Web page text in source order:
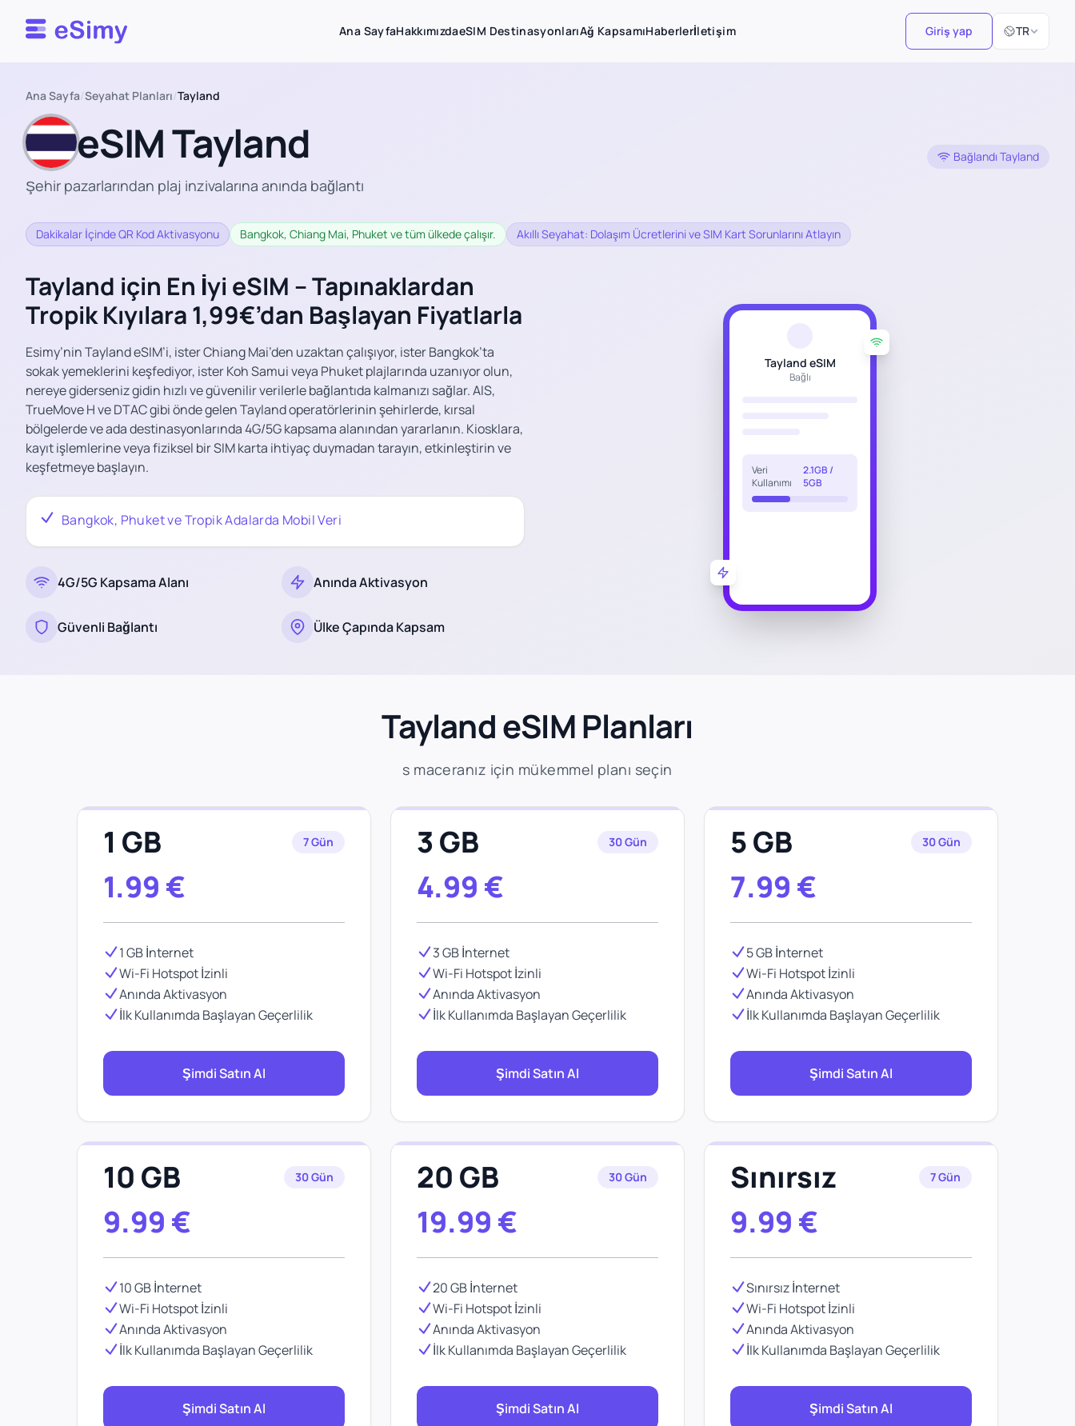
Esimy Ana SayfaHakkımızdaeSIM DestinasyonlarıAğ KapsamıHaberlerİletişim Giriş yap TR
Dil Seçiniz
Ana Sayfa/Seyahat Planları/Tayland
eSIM Tayland
Şehir pazarlarından plaj inzivalarına anında bağlantı
Bağlandı Tayland
Dakikalar İçinde QR Kod Aktivasyonu Bangkok, Chiang Mai, Phuket ve tüm ülkede çalışır. Akıllı Seyahat: Dolaşım Ücretlerini ve SIM Kart Sorunlarını Atlayın
Tayland için En İyi eSIM – Tapınaklardan
Tropik Kıyılara 1,99€’dan Başlayan Fiyatlarla
Esimy’nin Tayland eSIM’i, ister Chiang Mai’den uzaktan çalışıyor, ister Bangkok’ta
sokak yemeklerini keşfediyor, ister Koh Samui veya Phuket plajlarında uzanıyor olun,
nereye giderseniz gidin hızlı ve güvenilir verilerle bağlantıda kalmanızı sağlar. AIS,
TrueMove H ve DTAC gibi önde gelen Tayland operatörlerinin şehirlerde, kırsal
bölgelerde ve ada destinasyonlarında 4G/5G kapsama alanından yararlanın. Kiosklara,
kayıt işlemlerine veya fiziksel bir SIM karta ihtiyaç duymadan tarayın, etkinleştirin ve
keşfetmeye başlayın.
Bangkok, Phuket ve Tropik Adalarda Mobil Veri
4G/5G Kapsama Alanı Anında Aktivasyon
Güvenli Bağlantı Ülke Çapında Kapsam
Tayland eSIM
Bağlı
Veri
Kullanımı
2.1GB /
5GB
Tayland eSIM Planları
s maceranız için mükemmel planı seçin
1 GB 7 Gün
1.99 €
1 GB İnternet
Wi-Fi Hotspot İzinli
Anında Aktivasyon
İlk Kullanımda Başlayan Geçerlilik
Şimdi Satın Al
3 GB 30 Gün
4.99 €
3 GB İnternet
Wi-Fi Hotspot İzinli
Anında Aktivasyon
İlk Kullanımda Başlayan Geçerlilik
Şimdi Satın Al
5 GB 30 Gün
7.99 €
5 GB İnternet
Wi-Fi Hotspot İzinli
Anında Aktivasyon
İlk Kullanımda Başlayan Geçerlilik
Şimdi Satın Al
10 GB 30 Gün
9.99 €
10 GB İnternet
Wi-Fi Hotspot İzinli
Anında Aktivasyon
İlk Kullanımda Başlayan Geçerlilik
Şimdi Satın Al
20 GB 30 Gün
19.99 €
20 GB İnternet
Wi-Fi Hotspot İzinli
Anında Aktivasyon
İlk Kullanımda Başlayan Geçerlilik
Şimdi Satın Al
Sınırsız 7 Gün
9.99 €
Sınırsız İnternet
Wi-Fi Hotspot İzinli
Anında Aktivasyon
İlk Kullanımda Başlayan Geçerlilik
Şimdi Satın Al